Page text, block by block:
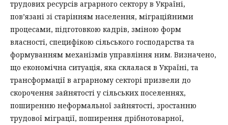
трудових ресурсів аграрного сектору в Україні,
пов’язані зі старінням населення, міграційними
процесами, підготовкою кадрів, зміною форм
власності, специфікою сільського господарства та
формуванням механізмів управління ним. Визначено,
що економічна ситуація, яка склалася в Україні, та
трансформації в аграрному секторі призвели до
скорочення зайнятості у сільських поселеннях,
поширенню неформальної зайнятості, зростанню
трудової міграції, поширення дрібнотоварної,